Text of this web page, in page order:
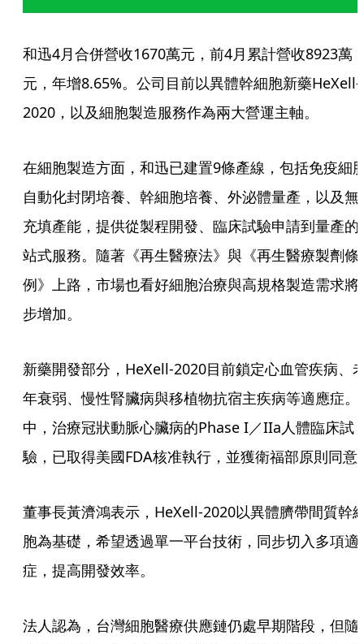
和迅4月合併營收1670萬元，前4月累計營收8923萬
元，年增8.65%。公司目前以異體幹細胞新藥HeXell-
2020，以及細胞製造服務作為兩大營運主軸。
在細胞製造方面，和迅已建置9條產線，包括免疫細
自動化封閉培養、幹細胞培養、外泌體量產，以及無
充填產能，提供從製程開發、臨床試驗申請到量產的
站式服務。隨著《再生醫療法》與《再生醫療製劑條
例》上路，市場也看好細胞治療與高規格製造需求將
步增加。
新藥開發部分，HeXell-2020目前鎖定心血管疾病、
年衰弱、慢性腎臟病與移植物抗宿主疾病等適應症。
中，治療冠狀動脈心臟病的Phase I／IIa人體臨床試
驗，已取得美國FDA核准執行，並獲衛福部原則同意
董事長黃濟鴻表示，HeXell-2020以異體臍帶間質幹
胞為基礎，希望透過單一平台技術，同步切入多項適
症，提高開發效率。
法人認為，台灣細胞醫療供應鏈仍處早期階段，但隨